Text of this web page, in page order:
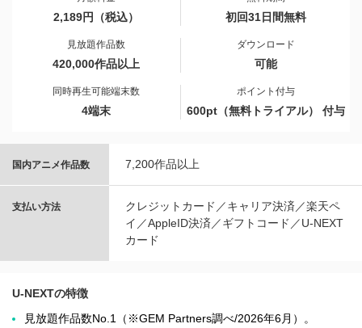
2,189円（税込） 初回31日間無料
見放題作品数
420,000作品以上
ダウンロード
可能
同時再生可能端末数
4端末
ポイント付与
600pt（無料トライアル） 付与
国内アニメ作品数 7,200作品以上
支払い方法
クレジットカード／キャリア決済／楽天ペ
イ／AppleID決済／ギフトコード／U-NEXT
カード
U-NEXTの特徴
見放題作品数No.1（※GEM Partners調べ/2026年6⽉）。